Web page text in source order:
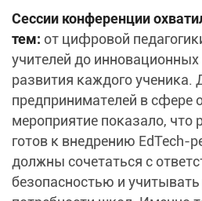
Сессии конференции
тем: от цифровой
учителей до
развития каждого ученика.
предпринимателей в сфере
мероприятие показало, что
готов к внедрению EdTech-
должны сочетаться с
безопасностью и